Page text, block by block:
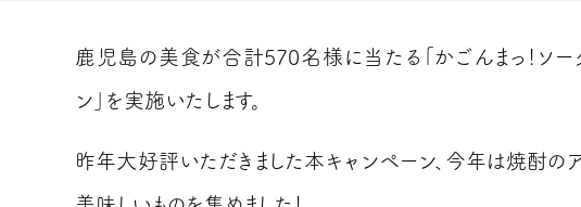
鹿児島の美食が合計570名様に当たる「かごんまっ！ソー
ン」を実施いたします。
昨年大好評いただきました本キャンペーン、今年は焼酎の